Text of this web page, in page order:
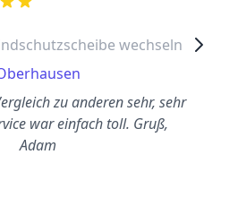
wechseln
zu anderen sehr, sehr
war einfach toll. Gruß,
Adam